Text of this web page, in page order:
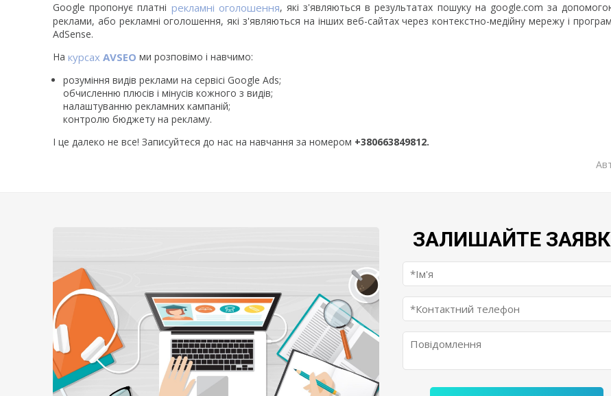
Google пропонує платні рекламні оголошення, які з'являються в результатах пошуку на google.com за
реклами, або рекламні оголошення, які з'являються на інших веб-сайтах через контекстно-медійну мережу і
AdSense.
На курсах AVSEO ми розповімо і навчимо:
розуміння видів реклами на сервісі Google Ads;
обчисленню плюсів і мінусів кожного з видів;
налаштуванню рекламних кампаній;
контролю бюджету на рекламу.
І це далеко не все! Записуйтеся до нас на навчання за номером +380663849812.
ЗАЛИШАЙТЕ